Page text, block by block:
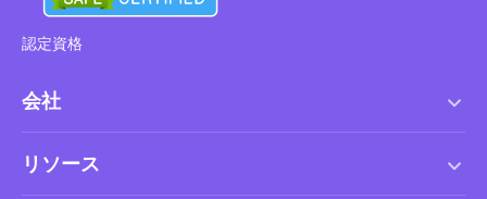
認定資格
会社
リソース